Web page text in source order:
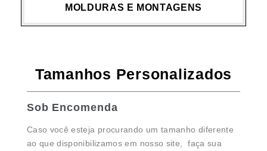
MOLDURAS E MONTAGENS
Tamanhos Personalizados
Sob Encomenda
Caso você esteja procurando um tamanho diferente
ao que disponibilizamos em nosso site, faça sua